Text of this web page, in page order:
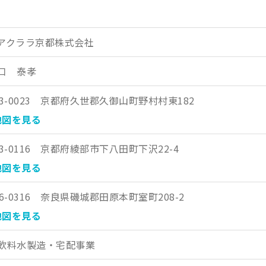
クララ京都株式会社
泰孝
0023 京都府久世郡久御山町野村村東182
を見る
0116 京都府綾部市下八田町下沢22-4
を見る
0316 奈良県磯城郡田原本町室町208-2
を見る
料水製造・宅配事業